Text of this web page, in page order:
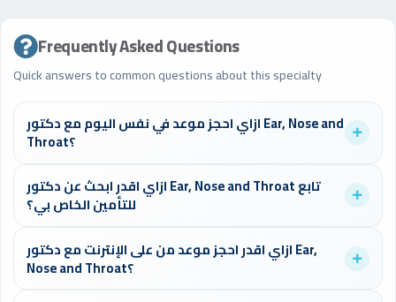
Frequently Asked Questions
Quick answers to common questions about this specialty
ازاي احجز موعد في نفس اليوم مع دكتور Ear, Nose and
Throat؟
تستطيع أن تدخل على موقع الدكتورز وتبحث عن دكاترة Ear, Nose
and ThroatMarsa Matrouh، اختار "اليوم" من المواعيد المتاحة في
ازاي اقدر ابحث عن دكتور Ear, Nose and Throat تابع
للتأمين الخاص بي؟
يمكنك استخدام فلتر التأمين في صفحة البحث لإيجاد الأطباء
المتعاقدين مع شركة التأمين الخاصة بك، مما يوفر عليك تكاليف
الكشف.
ازاي اقدر احجز موعد من على الإنترنت مع دكتور Ear,
Nose and Throat؟